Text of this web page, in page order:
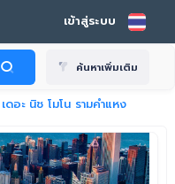
เข้าสู่ระบบ
ค้นหาเพิ่มเติม
เดอะ นิช โมโน รามคำแหง